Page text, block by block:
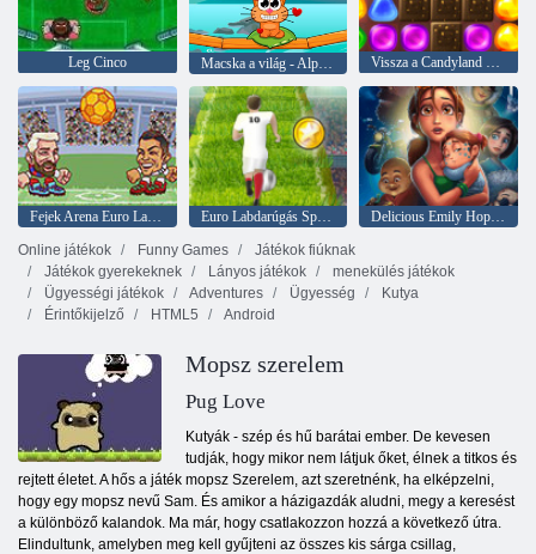
Leg Cinco Macska a világ - Alpine Lakes Vissza a Candyland 2 -hez
Fejek Arena Euro Labdarúgás Euro Labdarúgás Sprint
Delicious Emily Hopes & Fears
Online játékok
Funny Games
Játékok fiúknak
Játékok gyerekeknek
Lányos játékok
menekülés játékok
Ügyességi játékok
Adventures Ügyesség
Kutya
Érintőkijelző
HTML5 Android
Mopsz szerelem
Pug Love
Kutyák - szép és hű barátai ember. De kevesen
tudják, hogy mikor nem látjuk őket, élnek a titkos és
rejtett életet. A hős a játék mopsz Szerelem, azt szeretnénk, ha elképzelni,
hogy egy mopsz nevű Sam. És amikor a házigazdák aludni, megy a keresést
a különböző kalandok. Ma már, hogy csatlakozzon hozzá a következő útra.
Elindultunk, amelyben meg kell gyűjteni az összes kis sárga csillag,